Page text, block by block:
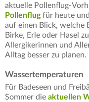
aktuelle Pollenflug-
Pollenflugfür heute und
auf einen Blick, welche
Birke, Erle oder Hasel
Allergikerinnen und
Alltag besser zu planen.
Wassertemperaturen
Für Badeseen und
Sommer die aktuellen